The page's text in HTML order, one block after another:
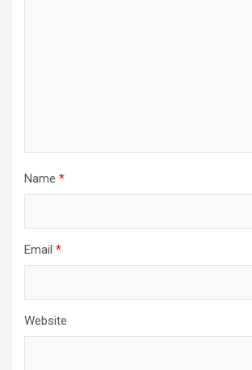
Name *
Email *
Website